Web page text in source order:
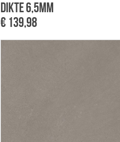
dikte 6,5mm
€ 139,98